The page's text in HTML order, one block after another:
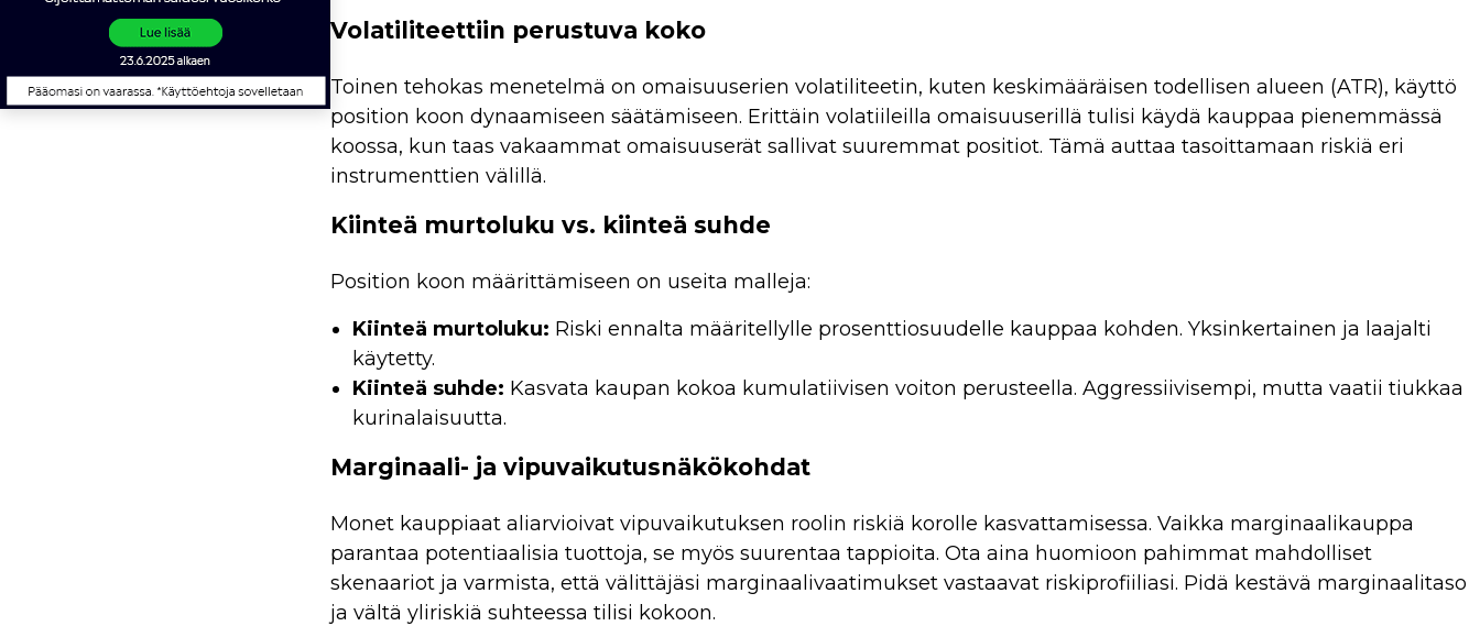
Volatiliteettiin perustuva koko
Toinen tehokas menetelmä on omaisuuserien volatiliteetin, kuten keskimääräisen todellisen alueen (ATR), käyttö
position koon dynaamiseen säätämiseen. Erittäin volatiileilla omaisuuserillä tulisi käydä kauppaa pienemmässä
koossa, kun taas vakaammat omaisuuserät sallivat suuremmat positiot. Tämä auttaa tasoittamaan riskiä eri
instrumenttien välillä.
Kiinteä murtoluku vs. kiinteä suhde
Position koon määrittämiseen on useita malleja:
Kiinteä murtoluku: Riski ennalta määritellylle prosenttiosuudelle kauppaa kohden. Yksinkertainen ja laajalti
käytetty.
Kiinteä suhde: Kasvata kaupan kokoa kumulatiivisen voiton perusteella. Aggressiivisempi, mutta vaatii tiukkaa
kurinalaisuutta.
Marginaali- ja vipuvaikutusnäkökohdat
Monet kauppiaat aliarvioivat vipuvaikutuksen roolin riskiä korolle kasvattamisessa. Vaikka marginaalikauppa
parantaa potentiaalisia tuottoja, se myös suurentaa tappioita. Ota aina huomioon pahimmat mahdolliset
skenaariot ja varmista, että välittäjäsi marginaalivaatimukset vastaavat riskiprofiiliasi. Pidä kestävä marginaalitaso
ja vältä yliriskiä suhteessa tilisi kokoon.